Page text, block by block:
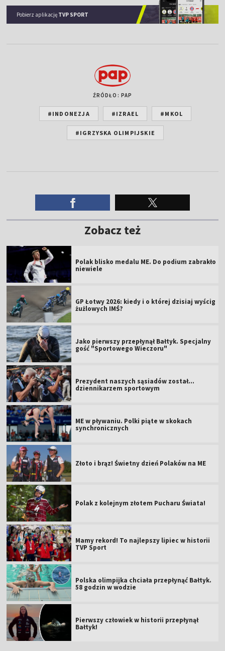
Pobierz aplikację TVP SPORT
ŹRÓDŁO: PAP
#INDONEZJA #IZRAEL #MKOL
#IGRZYSKA OLIMPIJSKIE
Zobacz też
Polak blisko medalu ME. Do podium zabrakło
niewiele
GP Łotwy 2026: kiedy i o której dzisiaj wyścig
żużlowych IMŚ?
Jako pierwszy przepłynął Bałtyk. Specjalny
gość "Sportowego Wieczoru"
Prezydent naszych sąsiadów został...
dziennikarzem sportowym
ME w pływaniu. Polki piąte w skokach
synchronicznych
Złoto i brąz! Świetny dzień Polaków na ME
Polak z kolejnym złotem Pucharu Świata!
Mamy rekord! To najlepszy lipiec w historii
TVP Sport
Polska olimpijka chciała przepłynąć Bałtyk.
58 godzin w wodzie
Pierwszy człowiek w historii przepłynął
Bałtyk!